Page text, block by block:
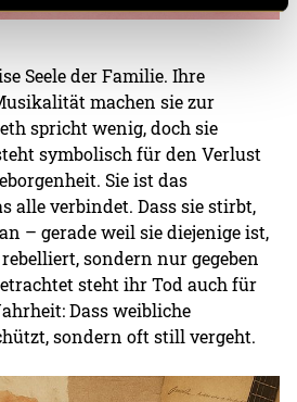
Seele der Familie. Ihre
machen sie zur
spricht wenig, doch sie
symbolisch für den Verlust
Sie ist das
alle verbindet. Dass sie stirbt,
– gerade weil sie diejenige ist,
sondern nur gegeben
steht ihr Tod auch für
Dass weibliche
sondern oft still vergeht.